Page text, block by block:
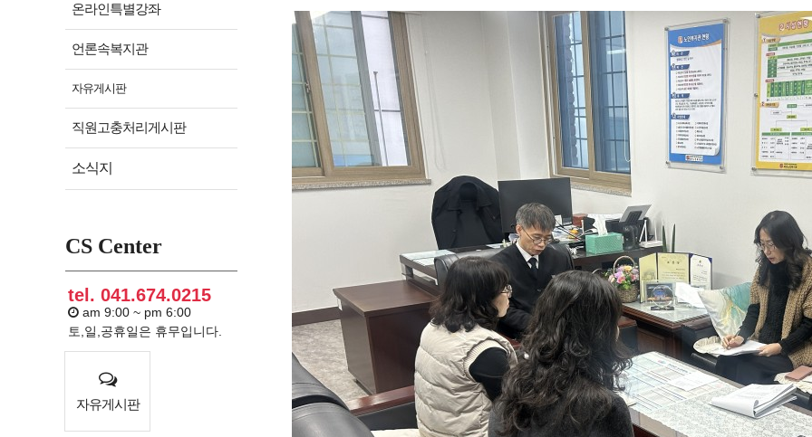
온라인특별강좌
언론속복지관
자유게시판
직원고충처리게시판
소식지
CS Center
tel. 041.674.0215
am 9:00 ~ pm 6:00
토,일,공휴일은 휴무입니다.
자유게시판